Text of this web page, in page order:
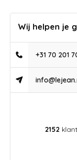
Wij helpen je
+31 70 201
2152